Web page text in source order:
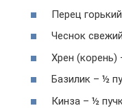
Перец
Чеснок
Хрен (корень)
Базилик – ½
Кинза – ½